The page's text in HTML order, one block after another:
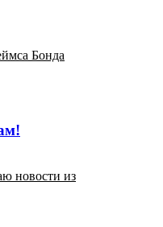
Бонда
новости из